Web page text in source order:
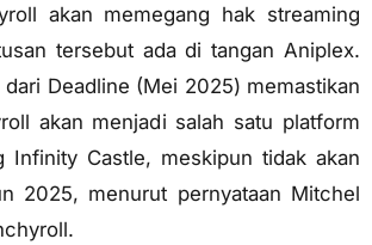
akan memegang hak streaming
tersebut ada di tangan Aniplex.
Deadline (Mei 2025) memastikan
akan menjadi salah satu platform
Infinity Castle, meskipun tidak akan
2025, menurut pernyataan Mitchel